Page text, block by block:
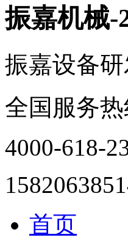
振嘉机械-
振嘉设备
全国服务
4000-618-
首页